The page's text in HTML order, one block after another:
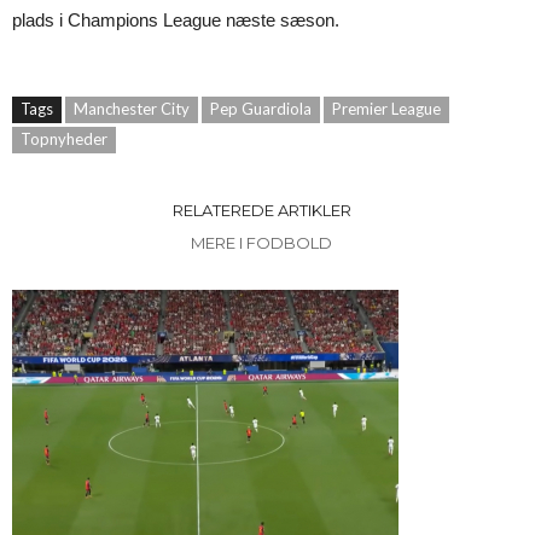
plads i Champions League næste sæson.
Tags Manchester City Pep Guardiola
Premier League
Topnyheder
RELATEREDE ARTIKLER
MERE I FODBOLD